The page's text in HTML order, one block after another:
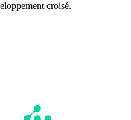
croisé.